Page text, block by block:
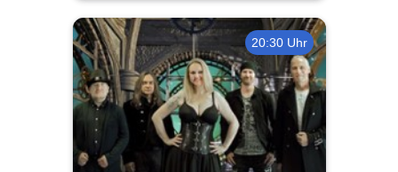
20:30 Uhr